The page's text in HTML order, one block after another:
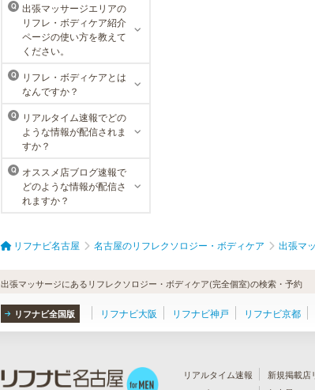
MEN’S TBC 名古屋本店
メンズTBCは、創業以来男性の健康
的な美を追究してきました。豊富な
脱毛メニューを始め、フェイシャル
ケア、下腹引き締め等、各種お得な
体験コースを取り揃えています。選
べる種類の多さで初めての方も安心
です。
Q
出張マッサージエリアの
リフレ・ボディケア紹介
ページの使い方を教えて
ください。
Q
リフレ・ボディケアとは
なんですか？
Q
リアルタイム速報でどの
ような情報が配信されま
すか？
Q
オススメ店ブログ速報で
どのような情報が配信さ
れますか？
リフナビ名古屋 名古屋のリフレクソロジー・ボディケア 出張マ
出張マッサージにあるリフレクソロジー・ボディケア(完全個室)の検索・予約
リフナビ全国版 リフナビ大阪 リフナビ神戸 リフナビ京都
リアルタイム速報 新規掲載店